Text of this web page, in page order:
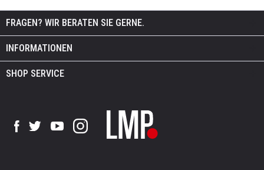
FRAGEN? WIR BERATEN SIE GERNE.
INFORMATIONEN
SHOP SERVICE